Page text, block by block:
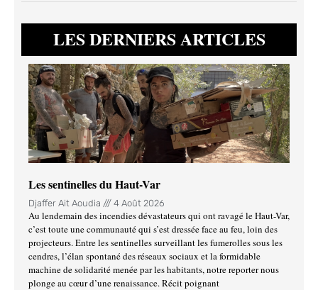
LES DERNIERS ARTICLES
Les sentinelles du Haut-Var
Djaffer Ait Aoudia 4 Août 2026
Au lendemain des incendies dévastateurs qui ont ravagé le Haut-Var,
c’est toute une communauté qui s’est dressée face au feu, loin des
projecteurs. Entre les sentinelles surveillant les fumerolles sous les
cendres, l’élan spontané des réseaux sociaux et la formidable
machine de solidarité menée par les habitants, notre reporter nous
plonge au cœur d’une renaissance. Récit poignant